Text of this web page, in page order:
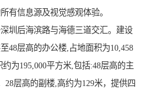
有信息源及视觉感观体验。
圳后海滨路与海德三道交汇。建设
48层高的办公楼,占地面积为10,458
为195,000平方米,包括:48层高的主
28层高的副楼,高约为129米，提供四